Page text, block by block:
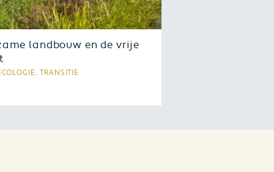
landbouw en de vrije
TRANSITIE